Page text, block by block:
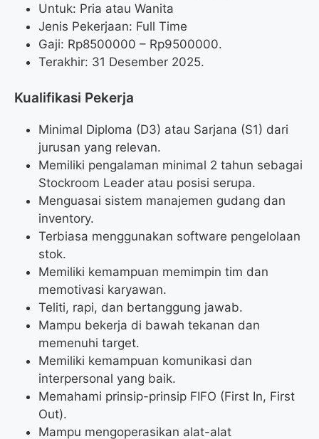
Untuk: Pria atau Wanita
Jenis Pekerjaan: Full Time
Gaji: Rp8500000 – Rp9500000.
Terakhir: 31 Desember 2025.
Kualifikasi Pekerja
Minimal Diploma (D3) atau Sarjana (S1) dari
jurusan yang relevan.
Memiliki pengalaman minimal 2 tahun sebagai
Stockroom Leader atau posisi serupa.
Menguasai sistem manajemen gudang dan
inventory.
Terbiasa menggunakan software pengelolaan
stok.
Memiliki kemampuan memimpin tim dan
memotivasi karyawan.
Teliti, rapi, dan bertanggung jawab.
Mampu bekerja di bawah tekanan dan
memenuhi target.
Memiliki kemampuan komunikasi dan
interpersonal yang baik.
Memahami prinsip-prinsip FIFO (First In, First
Out).
Mampu mengoperasikan alat-alat